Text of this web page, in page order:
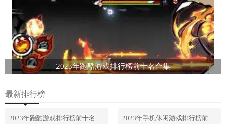
2023年跑酷游戏排行榜前十名合集
最新排行榜
2023年跑酷游戏排行榜前十名合集 2023年手机休闲游戏排行榜前十名